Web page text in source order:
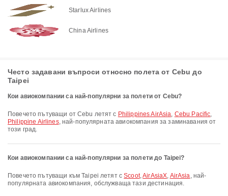
Starlux Airlines
China Airlines
Често задавани въпроси относно полета от Cebu до
Taipei
Кои авиокомпании са най-популярни за полети от Cebu?
Повечето пътуващи от Cebu летят с Philippines AirAsia, Cebu Pacific,
Philippine Airlines, най-популярната авиокомпания за заминавания от
този град.
Кои авиокомпании са най-популярни за полети до Taipei?
Повечето пътуващи към Taipei летят сScoot,AirAsiaX, AirAsia, най-
популярната авиокомпания, обслужваща тази дестинация.